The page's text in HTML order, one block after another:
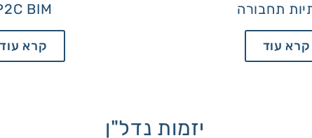
תחבורה
קרא עוד
BIM
קרא עוד
יזמות נדל"ן